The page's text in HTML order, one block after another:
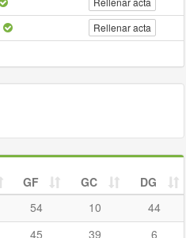
Rellenar acta
GF GC
DG
54 10
44
45 39
6